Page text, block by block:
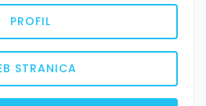
PROFIL
STRANICA